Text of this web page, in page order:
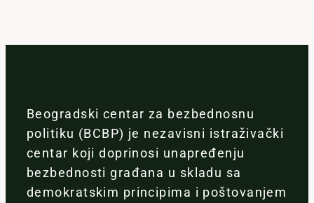
Beogradski centar za bezbednosnu
politiku (BCBP) je nezavisni istraživački
centar koji doprinosi unapređenju
bezbednosti građana u skladu sa
demokratskim principima i poštovanjem